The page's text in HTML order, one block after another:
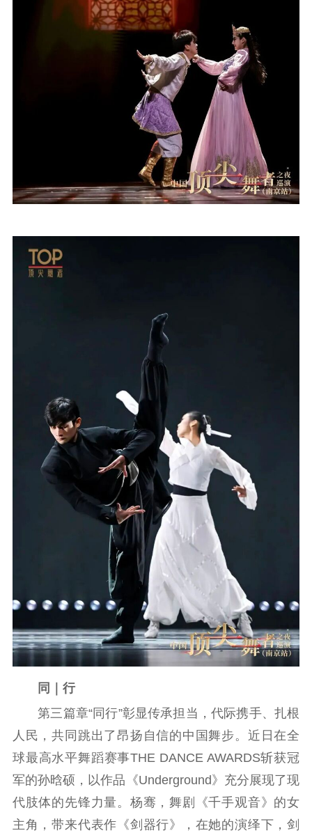
同｜行
第三篇章“同行”彰显传承担当，代际携手、扎根
人民，共同跳出了昂扬自信的中国舞步。近日在全
球最高水平舞蹈赛事THE DANCE AWARDS斩获冠
军的孙晗硕，以作品《Underground》充分展现了现
代肢体的先锋力量。杨骞，舞剧《千手观音》的女
主角，带来代表作《剑器行》，在她的演绎下，剑